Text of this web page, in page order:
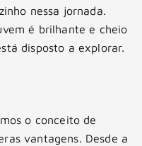
nessa jornada.
é brilhante e cheio
disposto a explorar.
o conceito de
vantagens. Desde a